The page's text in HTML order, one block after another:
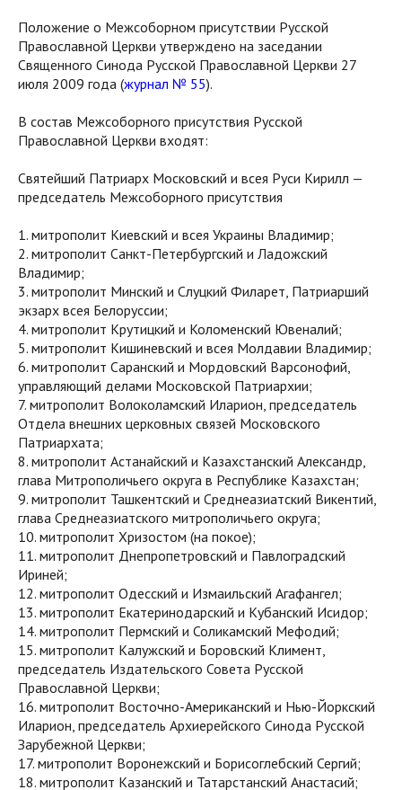
Положение о Межсоборном присутствии Русской
Православной Церкви утверждено на заседании
Священного Синода Русской Православной Церкви 27
июля 2009 года (журнал № 55).
В состав Межсоборного присутствия Русской
Православной Церкви входят:
Святейший Патриарх Московский и всея Руси Кирилл —
председатель Межсоборного присутствия
1. митрополит Киевский и всея Украины Владимир;
2. митрополит Санкт-Петербургский и Ладожский
Владимир;
3. митрополит Минский и Слуцкий Филарет, Патриарший
экзарх всея Белоруссии;
4. митрополит Крутицкий и Коломенский Ювеналий;
5. митрополит Кишиневский и всея Молдавии Владимир;
6. митрополит Саранский и Мордовский Варсонофий,
управляющий делами Московской Патриархии;
7. митрополит Волоколамский Иларион, председатель
Отдела внешних церковных связей Московского
Патриархата;
8. митрополит Астанайский и Казахстанский Александр,
глава Митрополичьего округа в Республике Казахстан;
9. митрополит Ташкентский и Среднеазиатский Викентий,
глава Среднеазиатского митрополичьего округа;
10. митрополит Хризостом (на покое);
11. митрополит Днепропетровский и Павлоградский
Ириней;
12. митрополит Одесский и Измаильский Агафангел;
13. митрополит Екатеринодарский и Кубанский Исидор;
14. митрополит Пермский и Соликамский Мефодий;
15. митрополит Калужский и Боровский Климент,
председатель Издательского Совета Русской
Православной Церкви;
16. митрополит Восточно-Американский и Нью-Йоркский
Иларион, председатель Архиерейского Синода Русской
Зарубежной Церкви;
17. митрополит Воронежский и Борисоглебский Сергий;
18. митрополит Казанский и Татарстанский Анастасий;